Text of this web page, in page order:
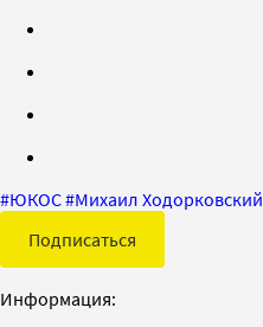
#ЮКОС#Михаил Ходорковский
Подписаться
Информация: